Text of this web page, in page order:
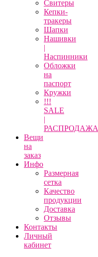
Свитеры
Кепки-
тракеры
Шапки
Нашивки
|
Наспинники
Обложки
на
паспорт
Кружки
!!!
SALE
|
РАСПРОДАЖА
Вещи
на
заказ
Инфо
Размерная
сетка
Качество
продукции
Доставка
Отзывы
Контакты
Личный
кабинет